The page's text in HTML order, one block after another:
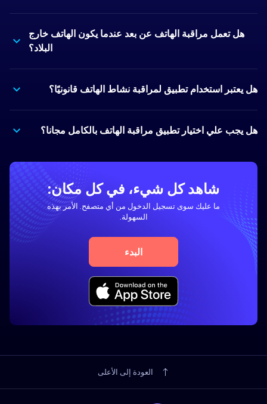
هل تعمل مراقبة الهاتف عن بعد عندما يكون الهاتف خارج
البلاد؟
هل يعتبر استخدام تطبيق لمراقبة نشاط الهاتف قانونيًا؟
هل يجب علي اختيار تطبيق مراقبة الهاتف بالكامل مجانا؟
شاهد كل شيء، في كل مكان:
ما عليك سوى تسجيل الدخول من أي متصفح. الأمر بهذه
السهولة.
البدء
العودة إلى الأعلى